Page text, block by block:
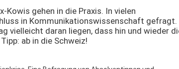
Kowis gehen in die Praxis. In vielen
in Kommunikationswissenschaft gefragt.
vielleicht daran liegen, dass hin und wieder
ab in die Schweiz!